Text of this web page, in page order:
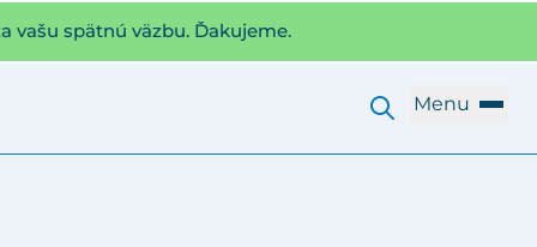
vašu spätnú väzbu. Ďakujeme.
Menu